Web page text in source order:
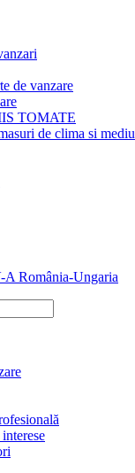
de vanzare
TOMATE
de clima si mediu
A România-Ungaria